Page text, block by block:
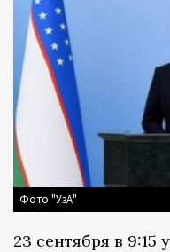
Фото "УзА"
23 сентября в